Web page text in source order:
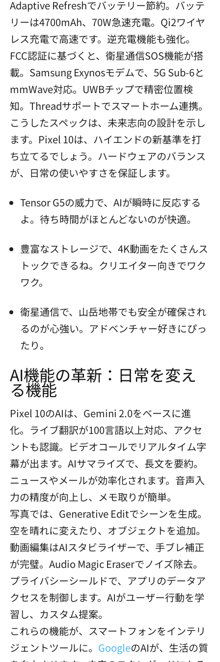
Adaptive Refreshでバッテリー節約。バッテ
リーは4700mAh、70W急速充電。Qi2ワイヤ
レス充電で高速です。逆充電機能も強化。
FCC認証に基づくと、衛星通信SOS機能が搭
載。Samsung Exynosモデムで、5G Sub-6と
mmWave対応。UWBチップで精密位置検
知。Threadサポートでスマートホーム連携。
こうしたスペックは、未来志向の設計を示し
ます。Pixel 10は、ハイエンドの新基準を打
ち立てるでしょう。ハードウェアのバランス
が、日常の使いやすさを保証します。
Tensor G5の威力で、AIが瞬時に反応する
よ。待ち時間がほとんどないのが快適。
豊富なストレージで、4K動画をたくさんス
トックできるね。クリエイター向きでワク
ワク。
衛星通信で、山岳地帯でも安全が確保され
るのが心強い。アドベンチャー好きにぴっ
たり。
AI機能の革新：日常を変え
る機能
Pixel 10のAIは、Gemini 2.0をベースに進
化。ライブ翻訳が100言語以上対応、アクセ
ントも認識。ビデオコールでリアルタイム字
幕が出ます。AIサマライズで、長文を要約。
ニュースやメールが効率化されます。音声入
力の精度が向上し、メモ取りが簡単。
写真では、Generative Editでシーンを生成。
空を晴れに変えたり、オブジェクトを追加。
動画編集はAIスタビライザーで、手ブレ補正
が完璧。Audio Magic Eraserでノイズ除去。
プライバシーシールドで、アプリのデータア
クセスを制御します。AIがユーザー行動を学
習し、カスタム提案。
これらの機能が、スマートフォンをインテリ
ジェントツールに。 GoogleのAIが、生活の質